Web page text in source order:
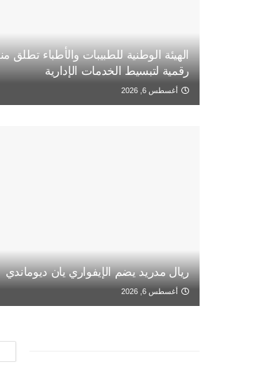
الهيئة الوطنية للطبيبات والأطباء تطلق
رقمية لتبسيط الخدمات الإدارية
أغسطس 6, 2026
ريال مدريد يضم الإيفواري يان ديوماندي
أغسطس 6, 2026